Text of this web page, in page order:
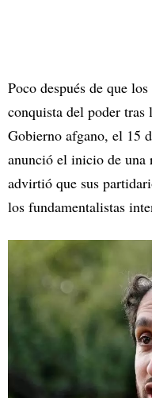
Poco después de que
conquista del poder
Gobierno afgano, el 15
anunció el inicio de
advirtió que sus
los fundamentalistas